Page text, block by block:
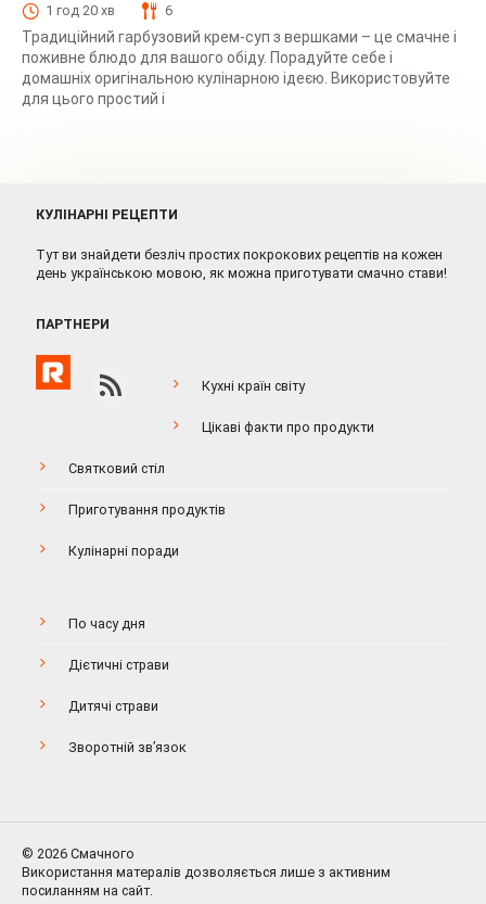
1 год 20 хв 6
Традиційний гарбузовий крем-суп з вершками – це смачне і
поживне блюдо для вашого обіду. Порадуйте себе і
домашніх оригінальною кулінарною ідеєю. Використовуйте
для цього простий і
КУЛІНАРНІ РЕЦЕПТИ
Тут ви знайдети безліч простих покрокових рецептів на кожен
день українською мовою, як можна приготувати смачно стави!
ПАРТНЕРИ
Кухні країн світу
Цікаві факти про продукти
Святковий стіл
Приготування продуктів
Кулінарні поради
По часу дня
Дієтичні страви
Дитячі страви
Зворотній зв’язок
© 2026 Смачного
Використання матералів дозволяється лише з активним
посиланням на сайт.